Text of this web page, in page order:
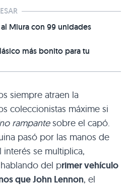
Miura con 99 unidades
más bonito para tu
siempre atraen la
coleccionistas máxime si
rampantesobre el capó.
pasó por las manos de
se multiplica,
del primer vehículo
que John Lennon, el